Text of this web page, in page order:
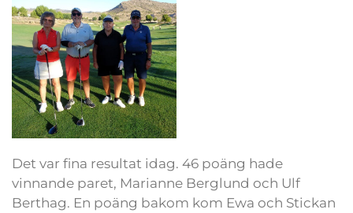
Det var fina resultat idag. 46 poäng hade
vinnande paret, Marianne Berglund och Ulf
Berthag. En poäng bakom kom Ewa och Stickan